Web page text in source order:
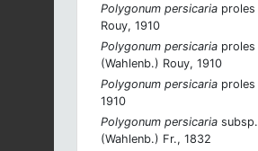
Polygonum persicaria proles
Rouy, 1910
Polygonum persicaria proles
(Wahlenb.) Rouy, 1910
Polygonum persicaria proles
1910
Polygonum persicaria subsp.
(Wahlenb.) Fr., 1832